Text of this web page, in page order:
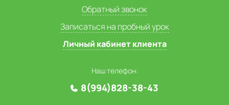
Обратный звонок
Записаться на пробный урок
Личный кабинет клиента
Наш телефон:
8(994)828-38-43